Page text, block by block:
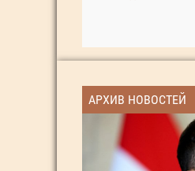
АРХИВ НОВОСТЕЙ